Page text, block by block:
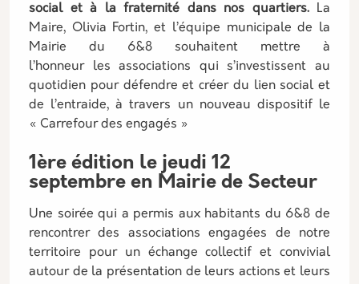
social et à la fraternité dans nos quartiers.
La
Maire, Olivia Fortin, et l’équipe municipale de la
Mairie du 6&8 souhaitent mettre à
l’honneur les associations qui s’investissent au
quotidien pour défendre et créer du lien social et
de l’entraide, à travers un nouveau dispositif le
« Carrefour des engagés »
1ère édition le jeudi 12
septembre en Mairie de Secteur
Une soirée qui a permis aux habitants du 6&8 de
rencontrer des associations engagées de notre
territoire pour un échange collectif et convivial
autour de la présentation de leurs actions et leurs